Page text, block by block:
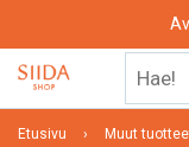
content
Etusivu Muut